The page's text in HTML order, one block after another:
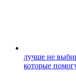
лучше не
которые